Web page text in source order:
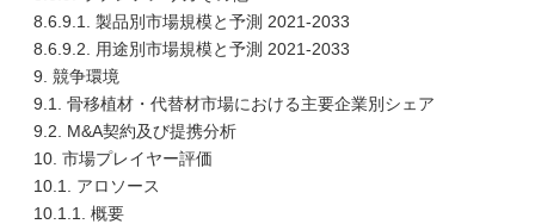
8.6.9.1. 製品別市場規模と予測 2021-2033
8.6.9.2. 用途別市場規模と予測 2021-2033
9. 競争環境
9.1. 骨移植材・代替材市場における主要企業別シェア
9.2. M&A契約及び提携分析
10. 市場プレイヤー評価
10.1. アロソース
10.1.1. 概要